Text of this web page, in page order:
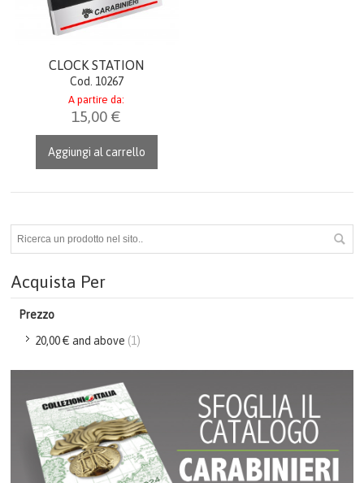
AGENDE & CALENDARI
LINEA DONNA
ITALIA
CERIMONIA
PENNE
FERMACARTE
COME ACQUISTARE
CLOCK STATION
Cod. 10267
A partire da:
15,00 €
Aggiungi al carrello
Acquista Per
Prezzo
20,00 € and above (1)